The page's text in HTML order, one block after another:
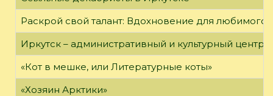
Раскрой свой талант: Вдохновение для любимого
Иркутск – административный и культурный центр
«Кот в мешке, или Литературные коты»
«Хозяин Арктики»